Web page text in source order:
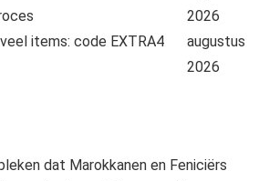
2026
items: code EXTRA4
augustus
2026
dat Marokkanen en Feniciërs